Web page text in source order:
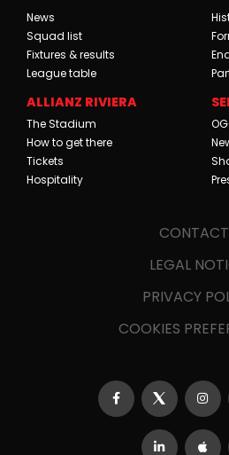
News
Squad list
Fixtures & results
League table
ALLIANZ RIVIERA
The Stadium
How to get there
Tickets
Hospitality
LEGAL
PRIVACY
COOKIES